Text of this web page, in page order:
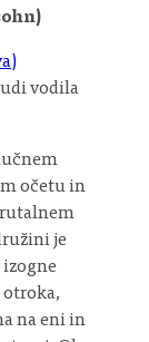
vodila
očetu in
je
izogne
otroka,
na eni in